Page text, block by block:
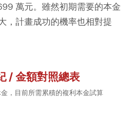
萬元。雖然初期需要的本金
，計畫成功的機率也相對提
/ 金額對照總表
，目前所需累積的複利本金試算